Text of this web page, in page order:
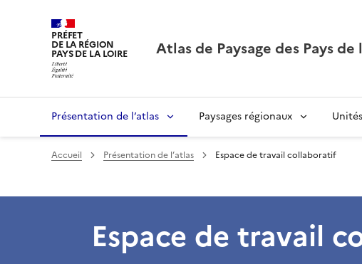
PRÉFET
DE LA RÉGION
PAYS DE LA LOIRE Atlas de Paysage des Pays de
Présentation de l’atlas Paysages régionaux
Accueil Présentation de l’atlas Espace de travail collaboratif
Espace de travail